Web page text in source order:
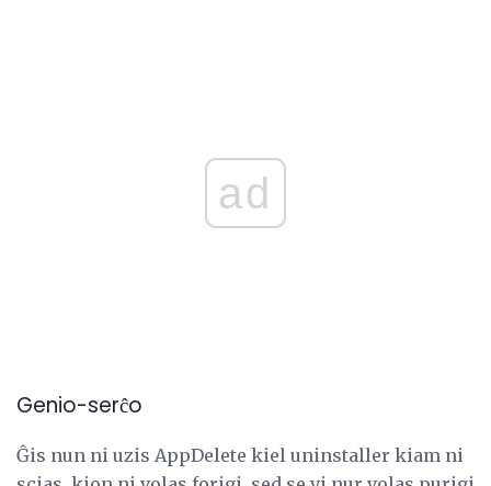
ad
Genio-serĉo
Ĝis nun ni uzis AppDelete kiel uninstaller kiam ni